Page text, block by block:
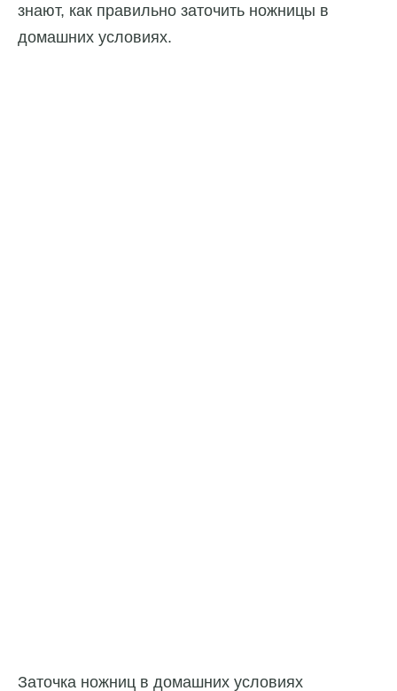
знают, как правильно заточить ножницы в
домашних условиях.
Заточка ножниц в домашних условиях